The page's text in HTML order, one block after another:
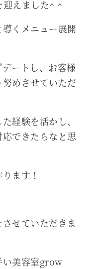
えました^ ^
くメニュー展開
ートし、お客様
めさせていただ
経験を活かし、
できたらなと思
ます！
せていただきま
い美容室grow